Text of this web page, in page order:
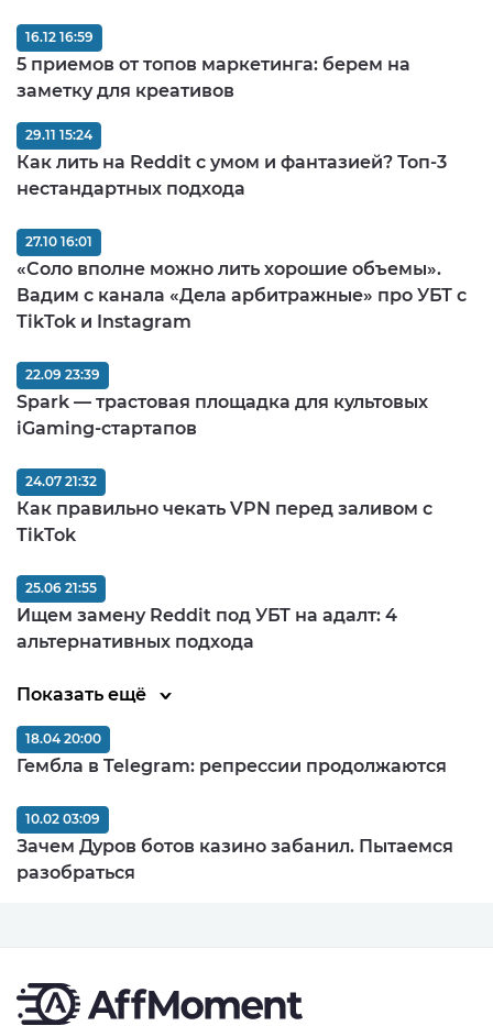
5 приемов от топов маркетинга: берем на
заметку для креативов
16.12 16:59
Как лить на Reddit с умом и фантазией? Топ-3
нестандартных подхода
29.11 15:24
«Соло вполне можно лить хорошие объемы».
Вадим с канала «Дела арбитражные» про УБТ с
TikTok и Instagram
27.10 16:01
Spark — трастовая площадка для культовых
iGaming-стартапов
22.09 23:39
Как правильно чекать VPN перед заливом c
TikTok
24.07 21:32
Ищем замену Reddit под УБТ на адалт: 4
альтернативных подхода
25.06 21:55
Показать ещё
Гембла в Telegram: репрессии продолжаются
18.04 20:00
Зачем Дуров ботов казино забанил. Пытаемся
разобраться
10.02 03:09